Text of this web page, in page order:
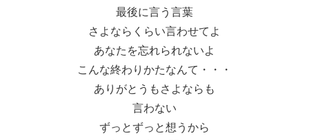
最後に言う言葉
さよならくらい言わせてよ
あなたを忘れられないよ
こんな終わりかたなんて・・・
ありがとうもさよならも
言わない
ずっとずっと想うから